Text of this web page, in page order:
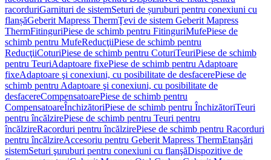
racorduriGarnituri de sistemSeturi de șuruburi pentru conexiuni cu
flanșăGeberit Mapress ThermŢevi de sistem Geberit Mapress
ThermFitinguriPiese de schimb pentru FitinguriMufePiese de
schimb pentru MufeReducţiiPiese de schimb pentru
ReducţiiCoturiPiese de schimb pentru CoturiTeuriPiese de schimb
pentru TeuriAdaptoare fixePiese de schimb pentru Adaptoare
fixeAdaptoare şi conexiuni, cu posibilitate de desfacerePiese de
schimb pentru Adaptoare şi conexiuni, cu posibilitate de
desfacereCompensatoarePiese de schimb pentru
CompensatoareÎnchizătoriPiese de schimb pentru ÎnchizătoriTeuri
pentru încălzirePiese de schimb pentru Teuri pentru
încălzireRacorduri pentru încălzirePiese de schimb pentru Racorduri
pentru încălzireAccesoriu pentru Geberit Mapress ThermEtanşări
sistemSeturi şuruburi pentru conexiuni cu flanşăDispozitive de